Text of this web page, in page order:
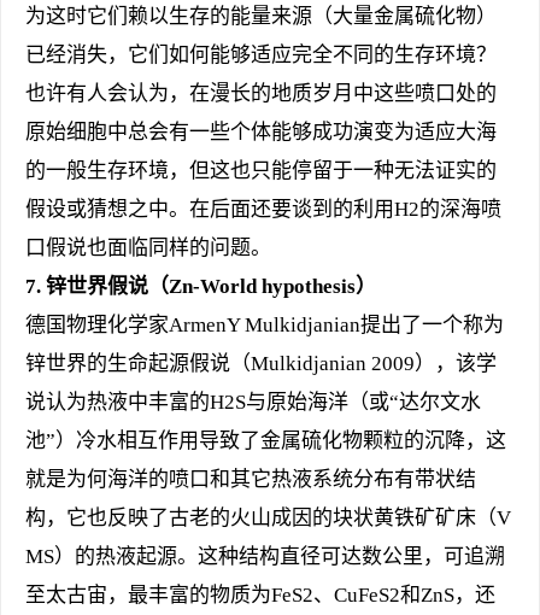
为这时它们赖以生存的能量来源（大量金属硫化物）
已经消失，它们如何能够适应完全不同的生存环境？
也许有人会认为，在漫长的地质岁月中这些喷口处的
原始细胞中总会有一些个体能够成功演变为适应大海
的一般生存环境，但这也只能停留于一种无法证实的
假设或猜想之中。在后面还要谈到的利用H2的深海喷
口假说也面临同样的问题。
7. 锌世界假说（Zn-World hypothesis）
德国物理化学家ArmenY Mulkidjanian提出了一个称为
锌世界的生命起源假说（Mulkidjanian 2009），该学
说认为热液中丰富的H2S与原始海洋（或“达尔文水
池”）冷水相互作用导致了金属硫化物颗粒的沉降，这
就是为何海洋的喷口和其它热液系统分布有带状结
构，它也反映了古老的火山成因的块状黄铁矿矿床（V
MS）的热液起源。这种结构直径可达数公里，可追溯
至太古宙，最丰富的物质为FeS2、CuFeS2和ZnS，还